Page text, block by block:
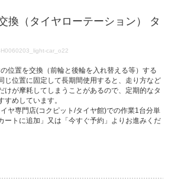
換（タイヤローテーション） タ
car_o22
位置を交換（前輪と後輪を入れ替える等）する
じ位置に固定して長期間使用すると、走り方など
けが摩耗してしまうことがあるので、定期的なタ
すめしています。
ヤ専門店(コクピット/タイヤ館)での作業1台分単
ートに追加」又は「今すぐ予約」よりお進みくだ